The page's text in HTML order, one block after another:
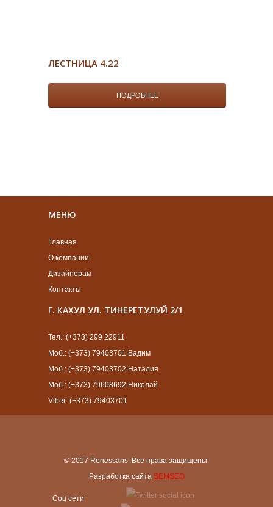
ЛЕСТНИЦА 4.22
ПОДРОБНЕЕ
МЕНЮ
Главная
О компании
Дизайнерам
Контакты
Г. КАХУЛ УЛ. ТИНЕРЕТУЛУЙ 2/1
Тел.: (+373) 299 22911
Моб.: (+373) 79403701 Вадим
Моб.: (+373) 79403702 Наталия
Моб.: (+373) 79608692 Николай
Viber: (+373) 79403701
© 2017 Renessans. Все права защищены.
Разработка сайта SEMSEO
Cоц сети